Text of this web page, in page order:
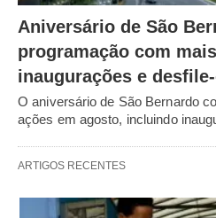
Aniversário de São
programação com
inaugurações e
O aniversário de São Bernardo
ações em agosto, incluindo
ARTIGOS RECENTES